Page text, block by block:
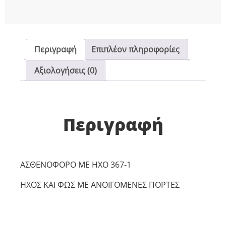
Περιγραφή
Επιπλέον πληροφορίες
Αξιολογήσεις (0)
Περιγραφή
ΑΣΘΕΝΟΦΟΡΟ ΜΕ ΗΧΟ 367-1
ΗΧΟΣ ΚΑΙ ΦΩΣ ΜΕ ΑΝΟΙΓΟΜΕΝΕΣ ΠΟΡΤΕΣ